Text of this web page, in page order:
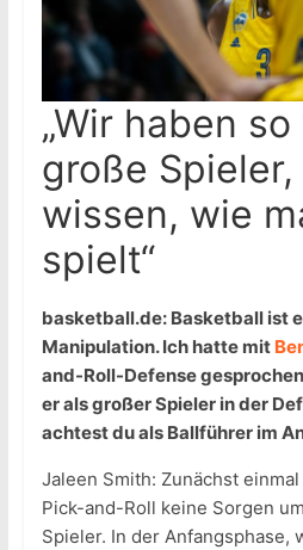
„Wir haben
große Spieler,
wissen, wie
spielt“
basketball.de: Basketball ist
Manipulation. Ich hatte mit
and-Roll-Defense
er als großer Spieler in der
achtest du als Ballführer im
Jaleen Smith: Zunächst
Pick-and-Roll keine Sorgen
Spieler. In der Anfangsphase,